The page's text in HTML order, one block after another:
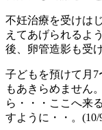
不妊治療を受けは
えてあげられるよ
後、卵管造影も受
子どもを預けて月
もあきらめません
ら・・・ここへ来
すように・・。(10/